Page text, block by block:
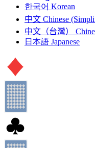
한국어 Korean
中文 Chinese
中文（台灣）
日本語 Japanese